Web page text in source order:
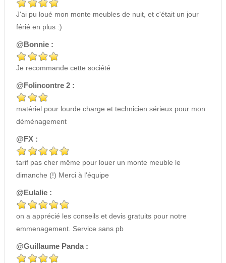
J'ai pu loué mon monte meubles de nuit, et c'était un jour
férié en plus :)
@Bonnie :
Je recommande cette société
@Folincontre 2 :
matériel pour lourde charge et technicien sérieux pour mon
déménagement
@FX :
tarif pas cher même pour louer un monte meuble le
dimanche (!) Merci à l'équipe
@Eulalie :
on a apprécié les conseils et devis gratuits pour notre
emmenagement. Service sans pb
@Guillaume Panda :